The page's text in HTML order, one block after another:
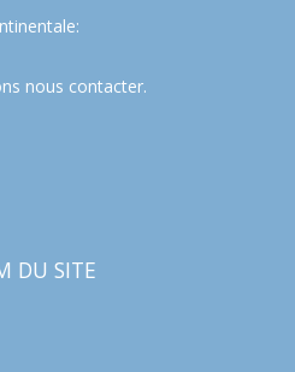
nous contacter.
DU SITE